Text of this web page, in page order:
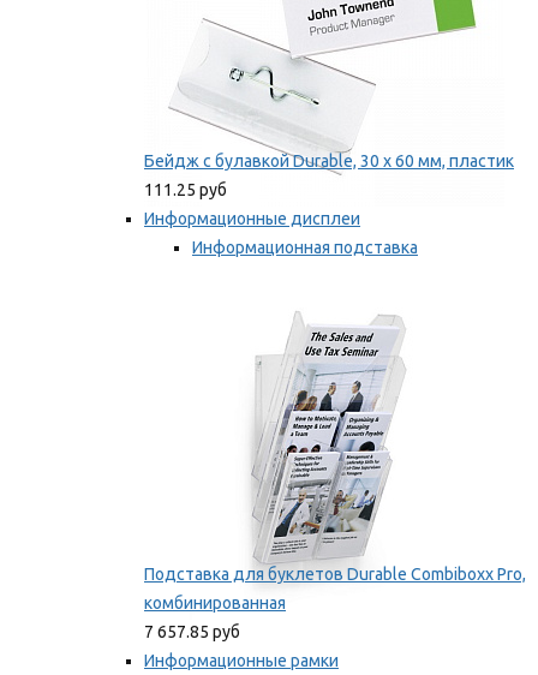
Бейдж с булавкой Durable, 30 х 60 мм, пластик
111.25 руб
Информационные дисплеи
Информационная подставка
Подставка для буклетов Durable Combiboxx Pro,
комбинированная
7 657.85 руб
Информационные рамки